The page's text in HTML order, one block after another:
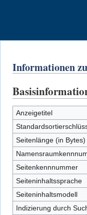
Informationen
Zur
Navigation
springen
Zur
Suche
springen
Anzeigetitel
Seitenlänge (in Bytes)
Seitenkennnummer
Seiteninhaltssprache
Seiteninhaltsmodell
Indizierung durch